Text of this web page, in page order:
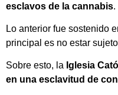
esclavos de la cannabis.
Lo anterior fue sostenido
principal es no estar
Sobre esto, la Iglesia
en una esclavitud de